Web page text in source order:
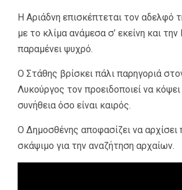
Η Αριάδνη επισκέπτεται τον αδελφό
με το κλίμα ανάμεσα σ’ εκείνη και την
παραμένει ψυχρό.
Ο Στάθης βρίσκει πάλι παρηγοριά
Λυκούργος τον προειδοποιεί να
συνήθεια όσο είναι καιρός.
Ο Δημοσθένης αποφασίζει να αρχίσει
σκάψιμο για την αναζήτηση αρχαίων.